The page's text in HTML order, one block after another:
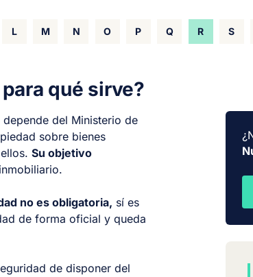
L M N O P Q R S
qué sirve?
depende del Ministerio de
sobre bienes
Su objetivo
no es obligatoria, sí es
de forma oficial y queda
de disponer del